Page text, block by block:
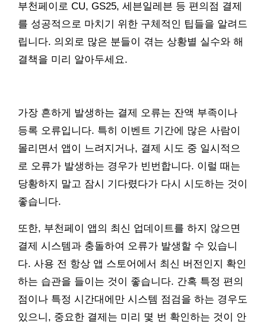
부천페이로 CU, GS25, 세븐일레븐 등 편의점 결제
를 성공적으로 마치기 위한 구체적인 팁들을 알려드
립니다. 의외로 많은 분들이 겪는 상황별 실수와 해
결책을 미리 알아두세요.
가장 흔하게 발생하는 결제 오류는 잔액 부족이나
등록 오류입니다. 특히 이벤트 기간에 많은 사람이
몰리면서 앱이 느려지거나, 결제 시도 중 일시적으
로 오류가 발생하는 경우가 빈번합니다. 이럴 때는
당황하지 말고 잠시 기다렸다가 다시 시도하는 것이
좋습니다.
또한, 부천페이 앱의 최신 업데이트를 하지 않으면
결제 시스템과 충돌하여 오류가 발생할 수 있습니
다. 사용 전 항상 앱 스토어에서 최신 버전인지 확인
하는 습관을 들이는 것이 좋습니다. 간혹 특정 편의
점이나 특정 시간대에만 시스템 점검을 하는 경우도
있으니, 중요한 결제는 미리 몇 번 확인하는 것이 안